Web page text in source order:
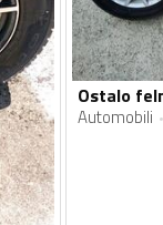
Automobili